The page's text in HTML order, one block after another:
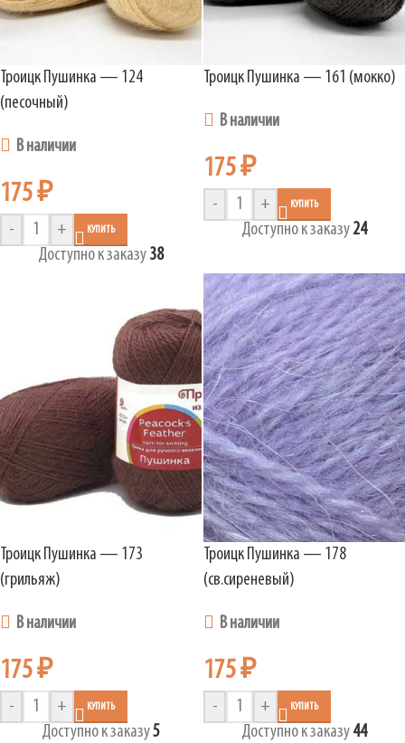
Троицк Пушинка — 124
(песочный)
В наличии
175₽
- + КУПИТЬ
Доступно к заказу 38
Троицк Пушинка — 161 (мокко)
В наличии
175₽
- + КУПИТЬ
Доступно к заказу 24
Троицк Пушинка — 173
(грильяж)
В наличии
175₽
- + КУПИТЬ
Доступно к заказу5
Троицк Пушинка — 178
(св.сиреневый)
В наличии
175₽
- + КУПИТЬ
Доступно к заказу 44